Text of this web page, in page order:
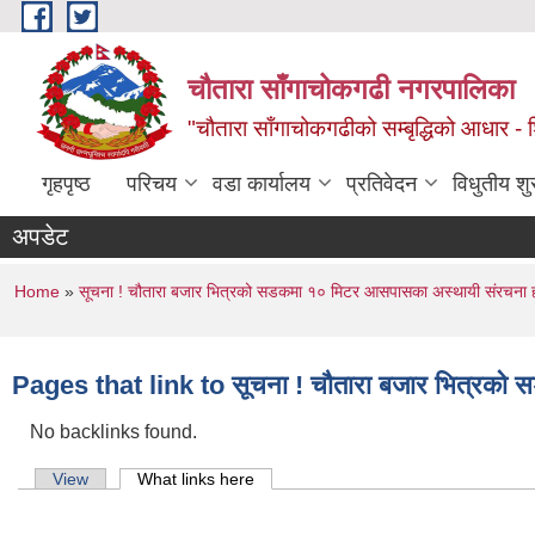
Skip to main content
चौतारा साँगाचोकगढी नगरपालिका
"चौतारा साँगाचोकगढीको सम्बृद्धिको आधार -
गृहपृष्ठ परिचय वडा कार्यालय प्रतिवेदन विधुतीय
अपडेट
You are here
Home » सूचना ! चौतारा बजार भित्रको सडकमा १० मिटर आसपासका अस्थायी संरचना
Pages that link to सूचना ! चौतारा बजार भित्रको
No backlinks found.
Primary tabs
View What links here